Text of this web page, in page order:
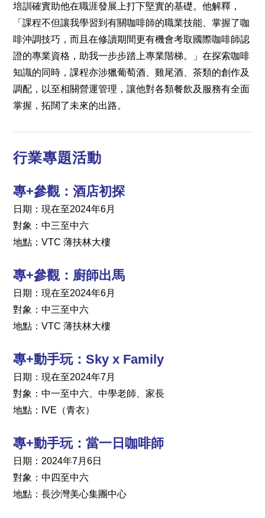
培訓確實助他在職涯發展上打下堅實的基礎。他解釋，
「課程不但讓我學習到有關咖啡師的職業技能、掌握了咖
啡沖調技巧，而且在修讀期間更有機會考取國際咖啡師認
證的專業資格，助我一步步踏上專業階梯。」在探索咖啡
知識的同時，課程亦涉獵葡萄酒、雞尾酒、茶類的創作及
調配，以至相關營運管理，讓他對各類餐飲及服務有全面
掌握，拓闊了未來的出路。
行業專題活動
專+參觀：酒店初探
日期：現在至2024年6月
對象：中三至中六
地點：VTC 薄扶林大樓
專+參觀：廚師出馬
日期：現在至2024年6月
對象：中三至中六
地點：VTC 薄扶林大樓
專+動手玩：Sky x Family
日期：現在至2024年7月
對象：中一至中六、中學老師、家長
地點：IVE（青衣）
專+動手玩：當一日咖啡師
日期：2024年7月6日
對象：中四至中六
地點：長沙灣美心集團中心